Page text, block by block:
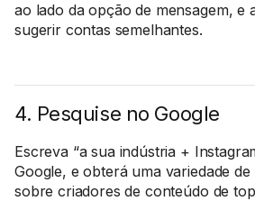
ao lado da opção de mensagem, e
sugerir contas semelhantes.
4. Pesquise no Google
Escreva “a sua indústria +
Google, e obterá uma variedade
sobre criadores de conteúdo de